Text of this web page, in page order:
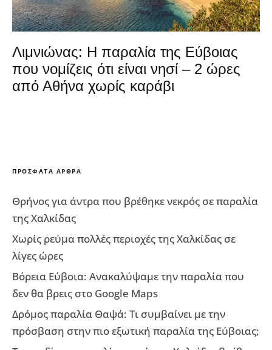
Λιμνιώνας: Η παραλία της Εύβοιας
που νομίζεις ότι είναι νησί – 2 ώρες
από Αθήνα χωρίς καράβι
ΠΡΌΣΦΑΤΑ ΆΡΘΡΑ
Θρήνος για άντρα που βρέθηκε νεκρός σε παραλία
της Χαλκίδας
Χωρίς ρεύμα πολλές περιοχές της Χαλκίδας σε
λίγες ώρες
Βόρεια Εύβοια: Ανακαλύψαμε την παραλία που
δεν θα βρεις στο Google Maps
Δρόμος παραλία Θαψά: Τι συμβαίνει με την
πρόσβαση στην πιο εξωτική παραλία της Εύβοιας;